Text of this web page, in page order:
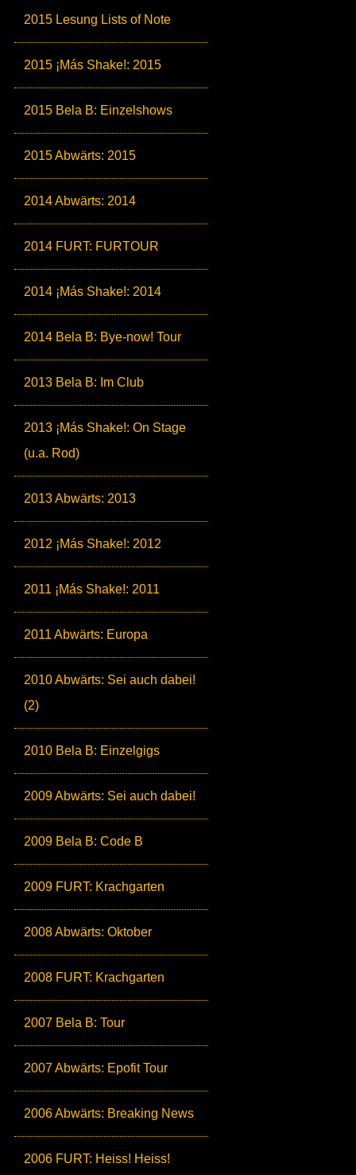
2015 Lesung Lists of Note
2015 ¡Más Shake!: 2015
2015 Bela B: Einzelshows
2015 Abwärts: 2015
2014 Abwärts: 2014
2014 FURT: FURTOUR
2014 ¡Más Shake!: 2014
2014 Bela B: Bye-now! Tour
2013 Bela B: Im Club
2013 ¡Más Shake!: On Stage
(u.a. Rod)
2013 Abwärts: 2013
2012 ¡Más Shake!: 2012
2011 ¡Más Shake!: 2011
2011 Abwärts: Europa
2010 Abwärts: Sei auch dabei!
(2)
2010 Bela B: Einzelgigs
2009 Abwärts: Sei auch dabei!
2009 Bela B: Code B
2009 FURT: Krachgarten
2008 Abwärts: Oktober
2008 FURT: Krachgarten
2007 Bela B: Tour
2007 Abwärts: Epofit Tour
2006 Abwärts: Breaking News
2006 FURT: Heiss! Heiss!